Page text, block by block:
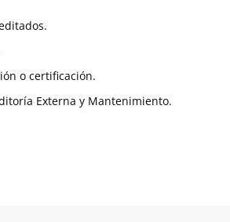
o certificación.
Externa y Mantenimiento.